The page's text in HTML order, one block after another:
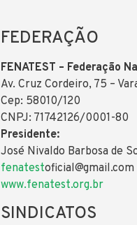
FEDERAÇÃO
FENATEST – Federação
Av. Cruz Cordeiro, 75 –
Cep: 58010/120
CNPJ: 71742126/0001-80
Presidente:
José Nivaldo Barbosa de
fenatestoficial@gmail.com
www.fenatest.org.br
SINDICATOS